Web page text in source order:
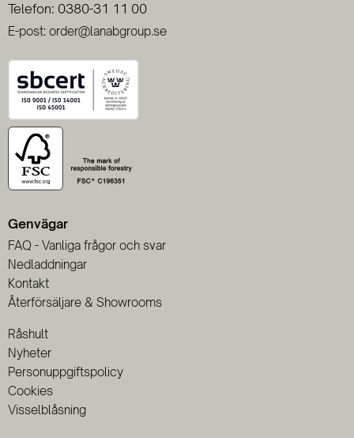
Telefon: 0380-31 11 00
E-post: order@lanabgroup.se
Genvägar
FAQ - Vanliga frågor och svar
Nedladdningar
Kontakt
Återförsäljare & Showrooms
Råshult
Nyheter
Personuppgiftspolicy
Cookies
Visselblåsning